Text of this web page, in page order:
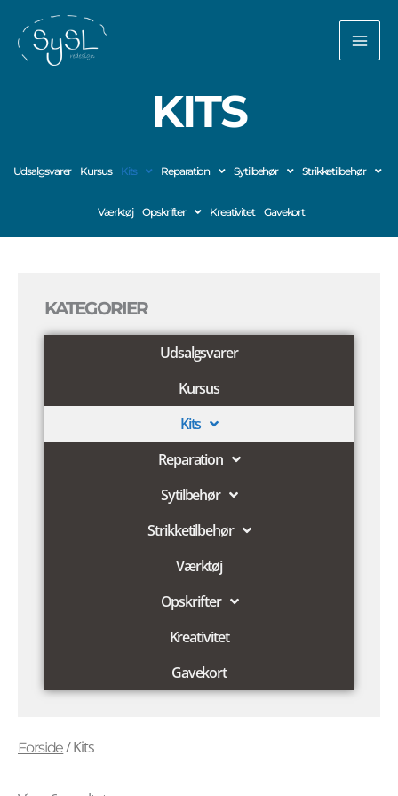
indholdet
KITS
Udsalgsvarer Kursus Kits Reparation Sytilbehør Strikketilbehør
Værktøj Opskrifter Kreativitet Gavekort
KATEGORIER
Udsalgsvarer
Kursus
Kits
Reparation
Sytilbehør
Strikketilbehør
Værktøj
Opskrifter
Kreativitet
Gavekort
Forside/ Kits